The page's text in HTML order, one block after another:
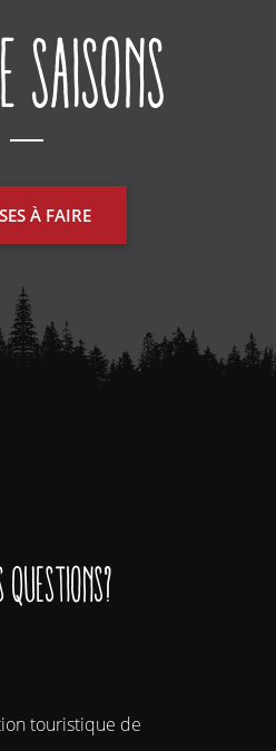
À FAIRE
touristique de